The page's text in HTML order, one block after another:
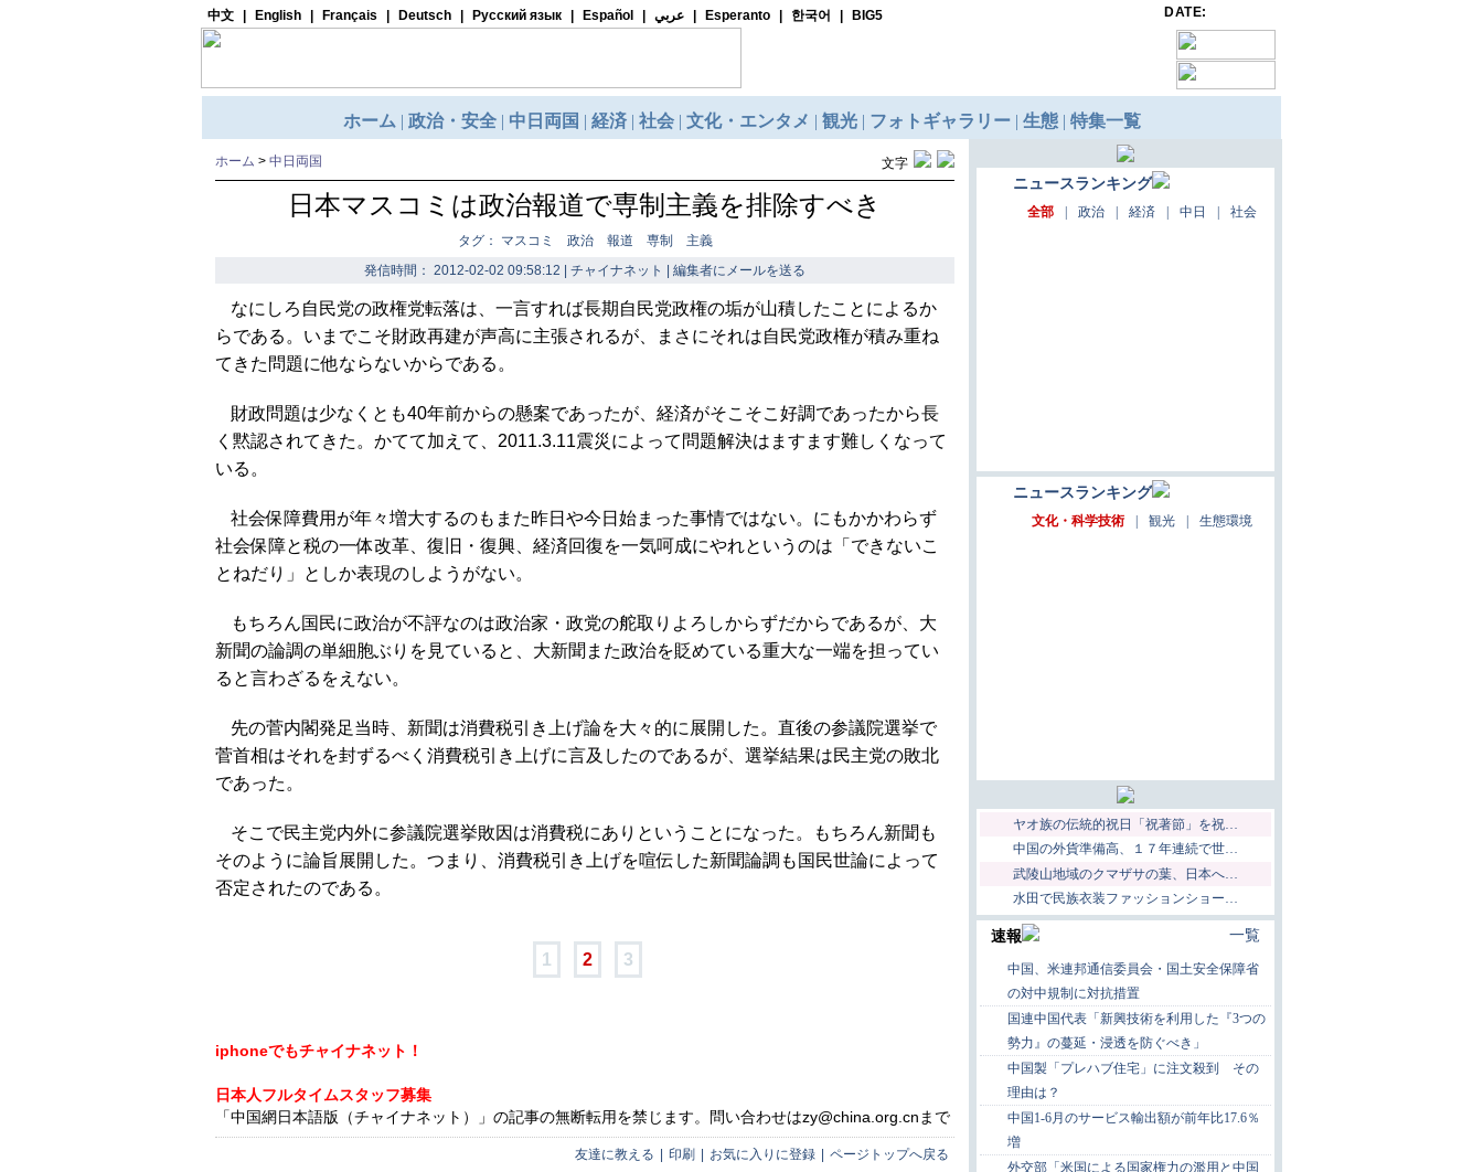
文字
ホーム > 中日両国
日本マスコミは政治報道で専制主義を排除すべき
タグ： マスコミ 政治 報道 専制 主義
発信時間： 2012-02-02 09:58:12 | チャイナネット | 編集者にメールを送る
なにしろ自民党の政権党転落は、一言すれば長期自民党政権の垢が山積したことによるか
らである。いまでこそ財政再建が声高に主張されるが、まさにそれは自民党政権が積み重ね
てきた問題に他ならないからである。
財政問題は少なくとも40年前からの懸案であったが、経済がそこそこ好調であったから長
く黙認されてきた。かてて加えて、2011.3.11震災によって問題解決はますます難しくなって
いる。
社会保障費用が年々増大するのもまた昨日や今日始まった事情ではない。にもかかわらず
社会保障と税の一体改革、復旧・復興、経済回復を一気呵成にやれというのは「できないこ
とねだり」としか表現のしようがない。
もちろん国民に政治が不評なのは政治家・政党の舵取りよろしからずだからであるが、大
新聞の論調の単細胞ぶりを見ていると、大新聞また政治を貶めている重大な一端を担ってい
ると言わざるをえない。
先の菅内閣発足当時、新聞は消費税引き上げ論を大々的に展開した。直後の参議院選挙で
菅首相はそれを封ずるべく消費税引き上げに言及したのであるが、選挙結果は民主党の敗北
であった。
そこで民主党内外に参議院選挙敗因は消費税にありということになった。もちろん新聞も
そのように論旨展開した。つまり、消費税引き上げを喧伝した新聞論調も国民世論によって
否定されたのである。
1 2 3
iphoneでもチャイナネット！
日本人フルタイムスタッフ募集
「中国網日本語版（チャイナネット）」の記事の無断転用を禁じます。問い合わせはzy@china.org.cnまで
友達に教える 印刷 お気に入りに登録 ページトップへ戻る